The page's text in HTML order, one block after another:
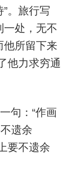
。旅行写
一处，无不
他所留下来
他力求穷通
句：“作画
遗余
要不遗余